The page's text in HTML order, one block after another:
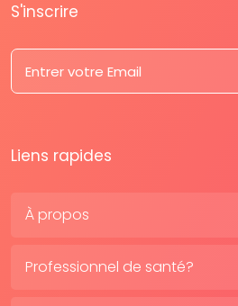
S'inscrire
Liens rapides
À propos
Professionnel de santé?